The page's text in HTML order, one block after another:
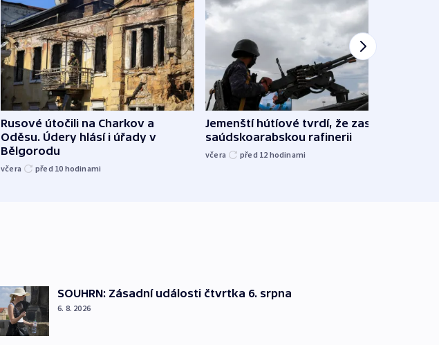
Rusové útočili na Charkov a
Oděsu. Údery hlásí i úřady v
Bělgorodu
včera před 10 hodinami
Jemenští hútíové tvrdí, že zasáhli
saúdskoarabskou rafinerii
včera před 12 hodinami
SOUHRN: Zásadní události čtvrtka 6. srpna
6. 8. 2026